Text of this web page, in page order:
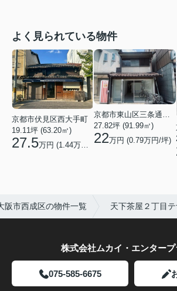
よく見られている物件
京都市伏見区西大手町
19.11坪 (63.20㎡)
27.5万円 (1.44万円/坪)
27.82坪 (91.99㎡)
22万円 (0.79万円/坪)
阪市西成区の物件一覧 天下茶屋２丁目テ
株式会社ムカイ・エンター
075-585-6675